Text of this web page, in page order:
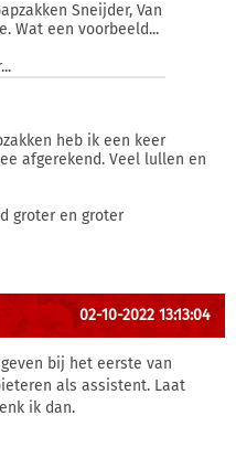
Sneijder, Van
Wat een voorbeeld...
heb ik een keer
afgerekend. Veel lullen en
groter en groter
02-10-2022 13:13:04
bij het eerste van
als assistent. Laat
ik dan.